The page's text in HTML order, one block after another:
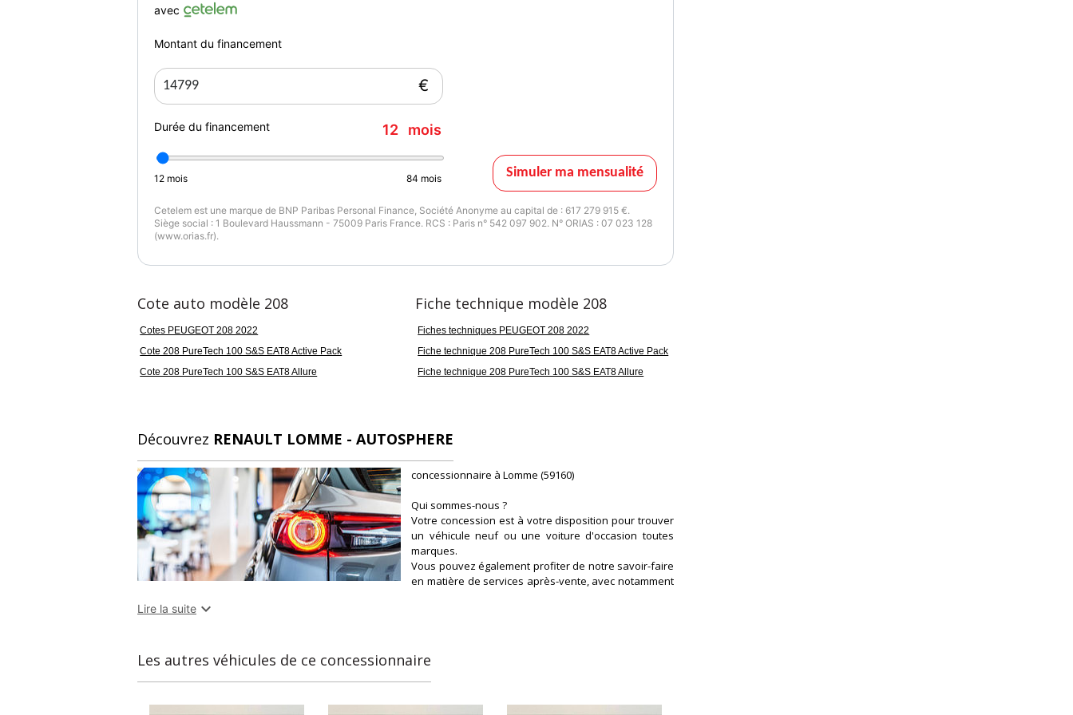
2 mois
avec
Montant du financement
€
Durée du financement 12 mois
12 mois 84 mois Simuler ma mensualité
Cetelem est une marque de BNP Paribas Personal Finance, Société Anonyme au capital de : 617 279 915 €.
Siège social : 1 Boulevard Haussmann - 75009 Paris France. RCS : Paris n° 542 097 902. N° ORIAS : 07 023 128
(www.orias.fr).
Cote auto modèle 208
Cotes PEUGEOT 208 2022
Cote 208 PureTech 100 S&S EAT8 Active Pack
Cote 208 PureTech 100 S&S EAT8 Allure
Fiche technique modèle 208
Fiches techniques PEUGEOT 208 2022
Fiche technique 208 PureTech 100 S&S EAT8 Active Pack
Fiche technique 208 PureTech 100 S&S EAT8 Allure
Découvrez RENAULT LOMME - AUTOSPHERE
concessionnaire à Lomme (59160)
Qui sommes-nous ?
Votre concession est à votre disposition pour trouver
un véhicule neuf ou une voiture d'occasion toutes
marques.
Vous pouvez également profiter de notre savoir-faire
en matière de services après-vente, avec notamment
véhicules d'occasion.
reconnus parmi un réseau de 250 concessions, avec
plus de 14 000 voitures dans toute la France.
Lire la suite 
Les autres véhicules de ce concessionnaire